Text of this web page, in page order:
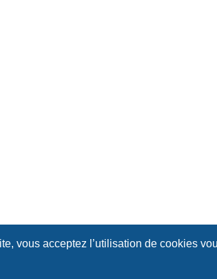
vous acceptez l’utilisation de cookies